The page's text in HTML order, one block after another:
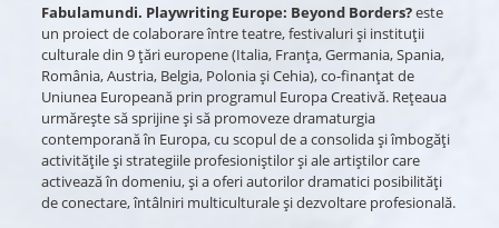
Fabulamundi. Playwriting Europe: Beyond Borders?este
un proiect de colaborare între teatre, festivaluri și instituții
culturale din 9 țări europene (Italia, Franța, Germania, Spania,
România, Austria, Belgia, Polonia și Cehia), co-finanțat de
Uniunea Europeană prin programul Europa Creativă. Reţeaua
urmăreşte să sprijine şi să promoveze dramaturgia
contemporană în Europa, cu scopul de a consolida şi îmbogăţi
activităţile şi strategiile profesioniştilor şi ale artiştilor care
activează în domeniu, şi a oferi autorilor dramatici posibilităţi
de conectare, întâlniri multiculturale şi dezvoltare profesională.